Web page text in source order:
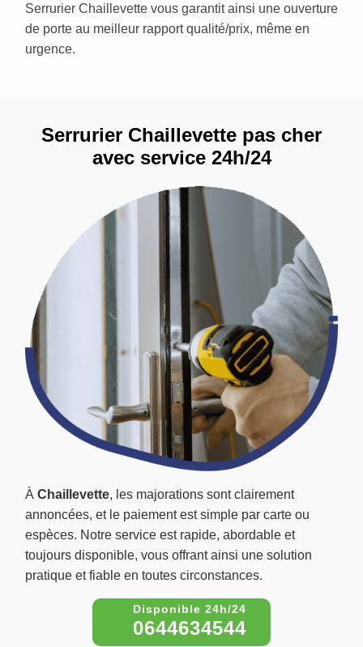
Serrurier Chaillevette vous garantit ainsi une ouverture
de porte au meilleur rapport qualité/prix, même en
urgence.
À Chaillevette, les majorations sont clairement
annoncées, et le paiement est simple par carte ou
espèces. Notre service est rapide, abordable et
toujours disponible, vous offrant ainsi une solution
pratique et fiable en toutes circonstances.
0644634544
Serrurier Chaillevette pas cher
avec service 24h/24